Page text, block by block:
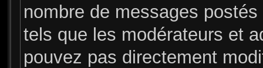
nombre de messages
tels que les modérateurs et
pouvez pas directement